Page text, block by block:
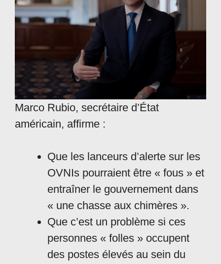
Marco Rubio, secrétaire d’État
américain, affirme :
Que les lanceurs d’alerte sur les
OVNIs pourraient être « fous » et
entraîner le gouvernement dans
« une chasse aux chimères ».
Que c’est un problème si ces
personnes « folles » occupent
des postes élevés au sein du